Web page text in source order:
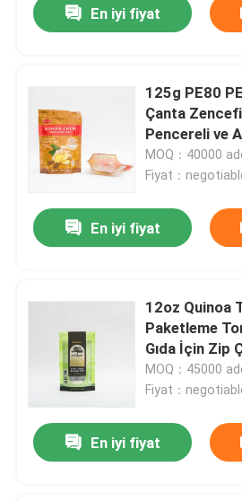
En iyi fiyat
125g PE80
Çanta
Pencereli ve
MOQ：40000
Fiyat：
En iyi fiyat
12oz Quinoa
Paketleme
Gıda İçin Zip
MOQ：45000
Fiyat：
En iyi fiyat